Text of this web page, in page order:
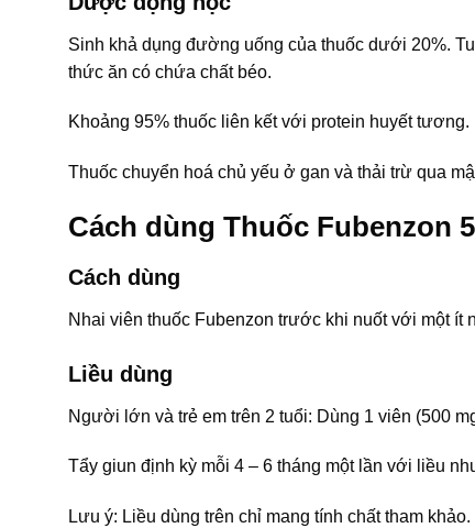
Sinh khả dụng đường uống của thuốc dưới 20%.
thức ăn có chứa chất béo.
Khoảng 95% thuốc liên kết với protein huyết tương.
Thuốc chuyển hoá chủ yếu ở gan và thải trừ qua
Cách dùng Thuốc Fubenzon
Cách dùng
Nhai viên thuốc Fubenzon trước khi nuốt với một ít
Liều dùng
Người lớn và trẻ em trên 2 tuổi: Dùng 1 viên (500
Tẩy giun định kỳ mỗi 4 – 6 tháng một lần với liều
Lưu ý: Liều dùng trên chỉ mang tính chất tham